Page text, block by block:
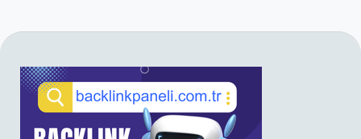
SIDEBAR